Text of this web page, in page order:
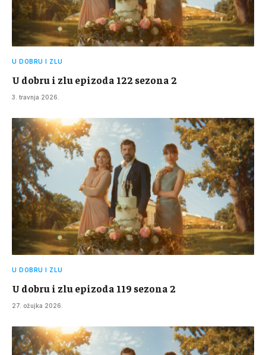
U DOBRU I ZLU
U dobru i zlu epizoda 122 sezona 2
3. travnja 2026.
U DOBRU I ZLU
U dobru i zlu epizoda 119 sezona 2
27. ožujka 2026.